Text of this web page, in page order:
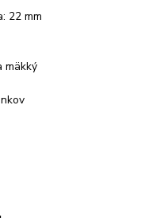
22 mm
mäkký